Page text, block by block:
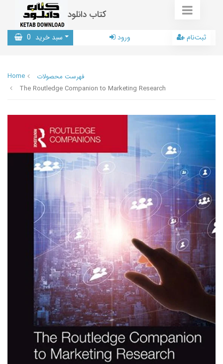
کتاب دانلود
سبد خرید 0 ورود ثبت‌نام
Home
فهرست محصولات
The Routledge Companion to Marketing Research